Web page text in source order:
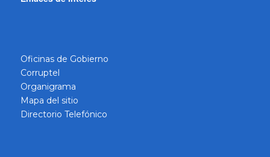
Oficinas de Gobierno
Corruptel
Organigrama
Mapa del sitio
Directorio Telefónico